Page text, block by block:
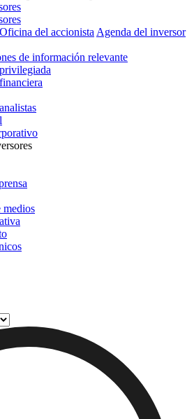
Oficina del accionista Agenda del inversor
de información relevante
medios